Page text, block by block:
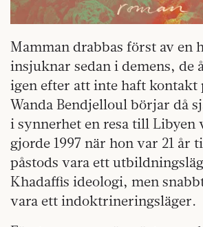
Mamman drabbas först av en
insjuknar sedan i demens, de
igen efter att inte haft kontakt
Wanda Bendjelloul börjar då
i synnerhet en resa till Libyen
gjorde 1997 när hon var 21 år
påstods vara ett
Khadaffis ideologi, men
vara ett indoktrineringsläger.